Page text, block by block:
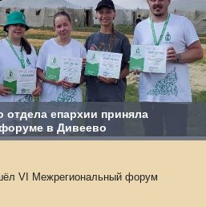
отдела епархии приняла
в Дивеево
VI Межрегиональный форум